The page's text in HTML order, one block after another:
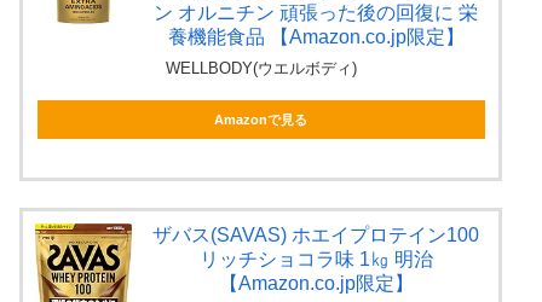
ン オルニチン 頑張った後の回復に 栄
養機能食品 【Amazon.co.jp限定】
WELLBODY(ウエルボディ)
Amazonで見る
ザバス(SAVAS) ホエイプロテイン100
リッチショコラ味 1㎏ 明治
【Amazon.co.jp限定】